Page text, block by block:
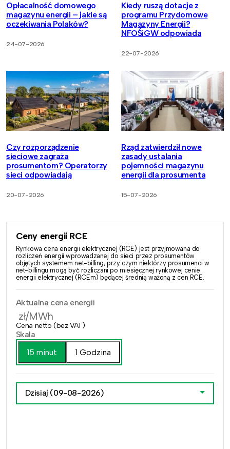
Opłacalność domowego
magazynu energii – jakie są
oczekiwania Polaków?
24-07-2026
Kiedy ruszą dotacje z
programu Przydomowe
Magazyny Energii?
NFOŚiGW odpowiada
22-07-2026
Czy rozporządzenie
sieciowe zagraża
prosumentom? Operatorzy
sieci odpowiadają
20-07-2026
Rząd zatwierdził nowe
zasady ustalania
pojemności magazynu
energii dla prosumenta
15-07-2026
Ceny energii RCE
Rynkowa cena energii elektrycznej (RCE) jest przyjmowana do
rozliczeń energii wprowadzanej do sieci przez prosumentów
objętych systemem net-billing, przy czym niektórzy prosumenci w
net-billingu mogą być rozliczani po miesięcznej rynkowej cenie
energii elektrycznej (RCEm) będącej średnią ważoną z cen RCE.
Aktualna cena energii
zł/MWh
Cena netto (bez VAT)
Skala
15 minut
1 Godzina
Dzisiaj (09-08-2026)